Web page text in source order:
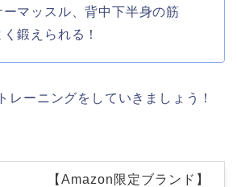
ーマッスル、背中下半身の筋
鍛えられる！
レーニングをしていきましょう！
【Amazon限定ブランド】